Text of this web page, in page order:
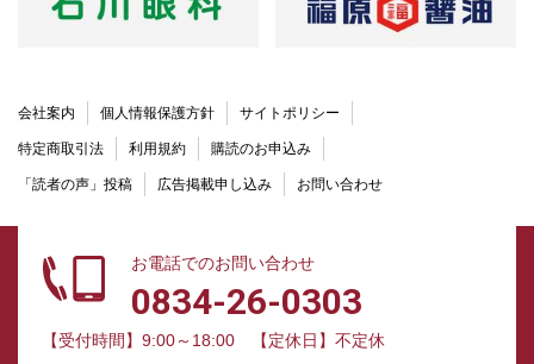
会社案内 個人情報保護方針 サイトポリシー
特定商取引法 利用規約 購読のお申込み
「読者の声」投稿 広告掲載申し込み お問い合わせ
お電話でのお問い合わせ
0834-26-0303
【受付時間】9:00～18:00 【定休日】不定休